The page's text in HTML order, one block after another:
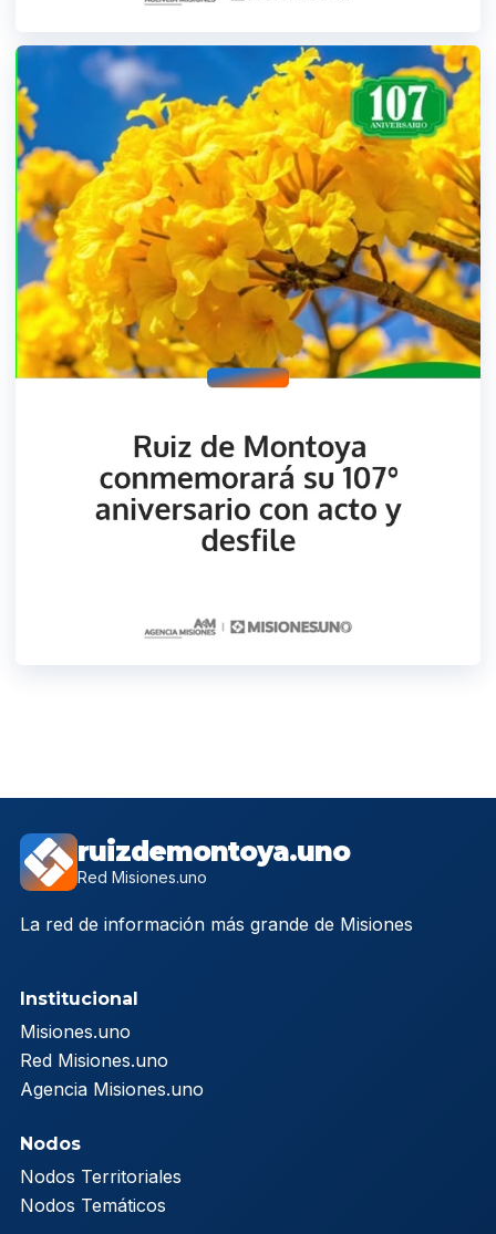
ruizdemontoya.uno
Red Misiones.uno
La red de información más grande de Misiones
Institucional
Misiones.uno
Red Misiones.uno
Agencia Misiones.uno
Nodos
Nodos Territoriales
Nodos Temáticos